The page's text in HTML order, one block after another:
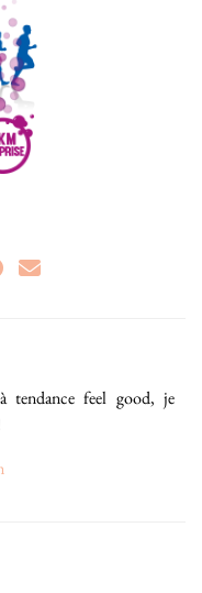
tendance feel good, je